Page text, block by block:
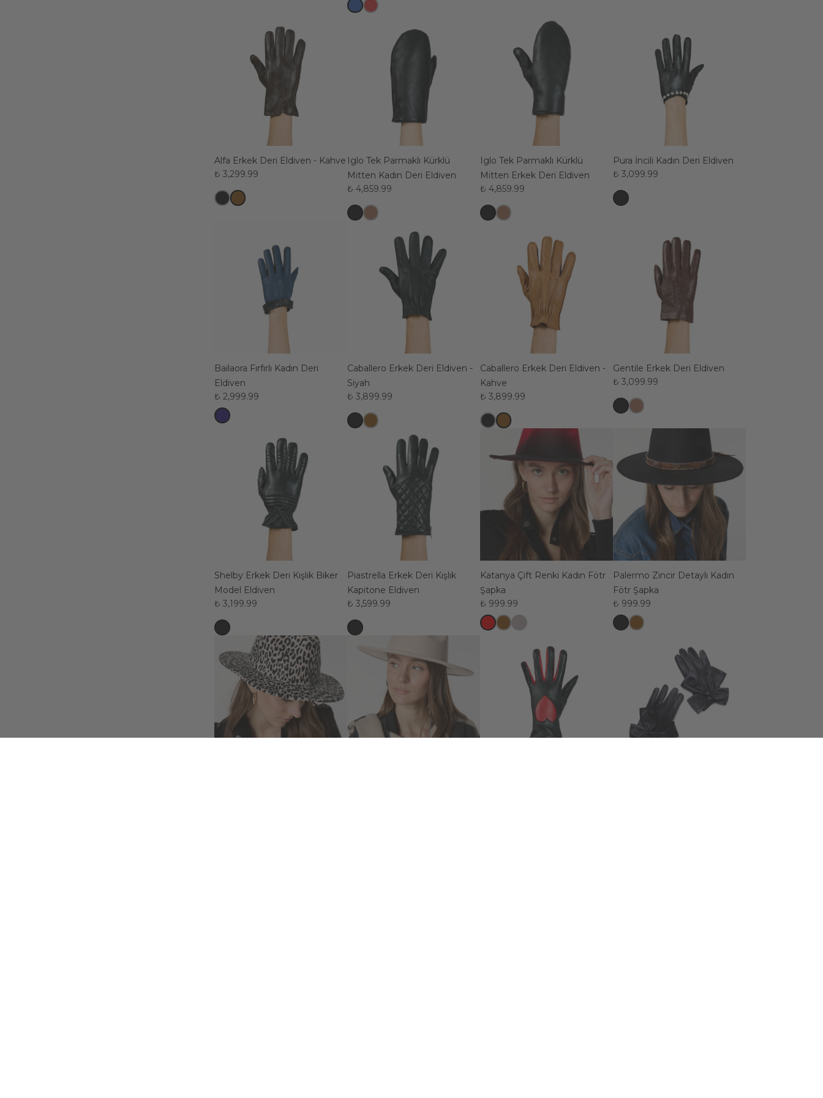
Alfa Erkek Deri Eldiven - Kahve
₺ 3,299.99
Iglo Tek Parmaklı Kürklü
Mitten Kadın Deri Eldiven
₺ 4,859.99
Iglo Tek Parmaklı Kürklü
Mitten Erkek Deri Eldiven
₺ 4,859.99
Pura İncili Kadın Deri Eldiven
₺ 3,099.99
Bailaora Fırfırlı Kadın Deri
Eldiven
₺ 2,999.99
Caballero Erkek Deri Eldiven -
Siyah
₺ 3,899.99
Caballero Erkek Deri Eldiven -
Kahve
₺ 3,899.99
Gentile Erkek Deri Eldiven
₺ 3,099.99
Shelby Erkek Deri Kışlık Biker
Model Eldiven
₺ 3,199.99
Piastrella Erkek Deri Kışlık
Kapitone Eldiven
₺ 3,599.99
Katanya Çift Renki Kadın Fötr
Şapka
₺ 999.99
Palermo Zincir Detaylı Kadın
Fötr Şapka
₺ 999.99